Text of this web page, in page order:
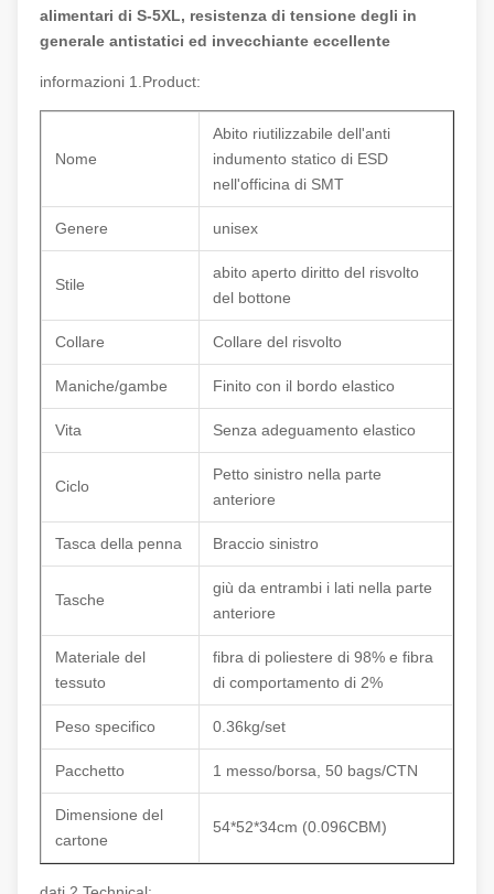
alimentari di S-5XL, resistenza di tensione degli in
generale antistatici ed invecchiante eccellente
informazioni 1.Product:
Nome
Abito riutilizzabile dell'anti
indumento statico di ESD
nell'officina di SMT
Genere unisex
Stile
abito aperto diritto del risvolto
del bottone
Collare Collare del risvolto
Maniche/gambe Finito con il bordo elastico
Vita Senza adeguamento elastico
Ciclo
Petto sinistro nella parte
anteriore
Tasca della penna Braccio sinistro
Tasche
giù da entrambi i lati nella parte
anteriore
Materiale del
tessuto
fibra di poliestere di 98% e fibra
di comportamento di 2%
Peso specifico 0.36kg/set
Pacchetto 1 messo/borsa, 50 bags/CTN
Dimensione del
cartone
54*52*34cm (0.096CBM)